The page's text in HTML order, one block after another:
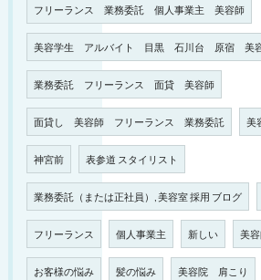
フリーランス 業務委託 個人事業主 美容師
美容学生 アルバイト 目黒 石川台 原宿 美
業務委託 フリーランス 面貸 美容師
面貸し 美容師 フリーランス 業務委託 美
神宮前 表参道 スタイリスト
業務委託（または正社員）, 美容室 採用 ブログ
フリーランス 個人事業主 新しい 美
お客様の悩み 髪の悩み 美容院 肩こり